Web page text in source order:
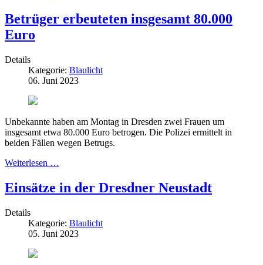
Betrüger erbeuteten insgesamt 80.000
Euro
Details
Kategorie: Blaulicht
06. Juni 2023
Unbekannte haben am Montag in Dresden zwei Frauen um
insgesamt etwa 80.000 Euro betrogen. Die Polizei ermittelt in
beiden Fällen wegen Betrugs.
Weiterlesen …
Einsätze in der Dresdner Neustadt
Details
Kategorie: Blaulicht
05. Juni 2023